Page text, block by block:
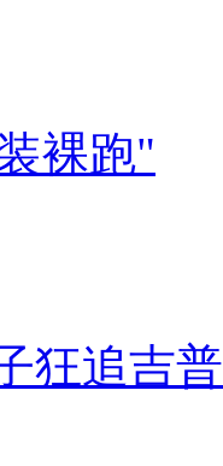
裸跑"
狂追吉